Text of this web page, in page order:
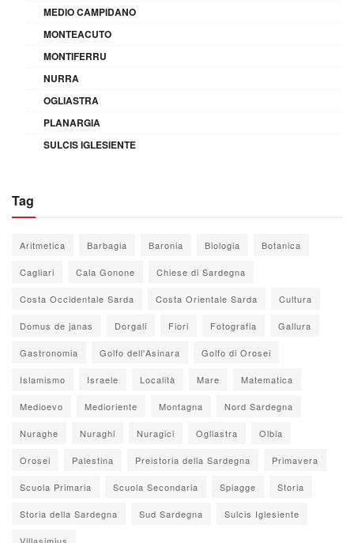
MEDIO CAMPIDANO
MONTEACUTO
MONTIFERRU
NURRA
OGLIASTRA
PLANARGIA
SULCIS IGLESIENTE
Tag
Aritmetica Barbagia Baronia Biologia Botanica
Cagliari Cala Gonone Chiese di Sardegna
Costa Occidentale Sarda Costa Orientale Sarda Cultura
Domus de janas Dorgali Fiori Fotografia Gallura
Gastronomia Golfo dell'Asinara Golfo di Orosei
Islamismo Israele Località Mare Matematica
Medioevo Medioriente Montagna Nord Sardegna
Nuraghe Nuraghi Nuragici Ogliastra Olbia
Orosei Palestina Preistoria della Sardegna Primavera
Scuola Primaria Scuola Secondaria Spiagge Storia
Storia della Sardegna Sud Sardegna Sulcis Iglesiente
Villasimius